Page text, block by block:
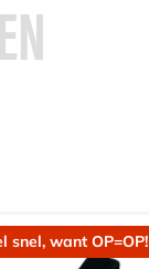
snel, want OP=OP!